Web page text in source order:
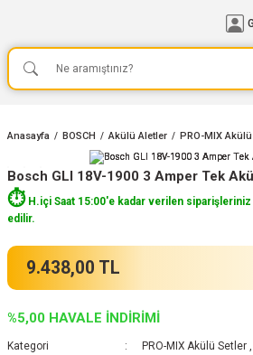
Anasayfa BOSCH Akülü Aletler PRO-MIX
Bosch GLI 18V-1900 3 Amper Tek
⏱️H.içi Saat 15:00'e kadar verilen siparişleriniz
edilir.
9.438,00 TL
%5,00 HAVALE İNDİRİMİ
Kategori PRO-MIX Akülü Setler ,